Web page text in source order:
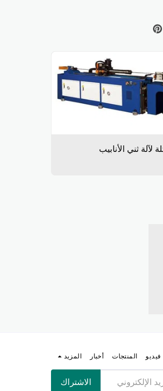
فيديو المنتجات أخبار المزيد
الاشتراك